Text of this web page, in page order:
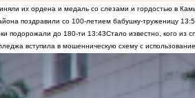
их ордена и медаль со слезами и гордостью в
поздравили со 100-летием бабушку-труженицу
подорожали до 180-ти 13:43Стало известно, кого из
вступила в мошенническую схему с